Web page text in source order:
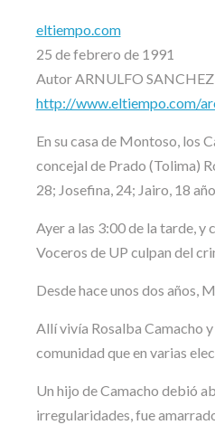
eltiempo.com
25 de febrero de 1991
Autor ARNULFO SANCHEZ
http://www.eltiempo.com/
En su casa de Montoso, los
concejal de Prado (Tolima)
28; Josefina, 24; Jairo, 18
Ayer a las 3:00 de la tarde,
Voceros de UP culpan del
Desde hace unos dos años,
Allí vivía Rosalba Camacho
comunidad que en varias
Un hijo de Camacho debió
irregularidades, fue